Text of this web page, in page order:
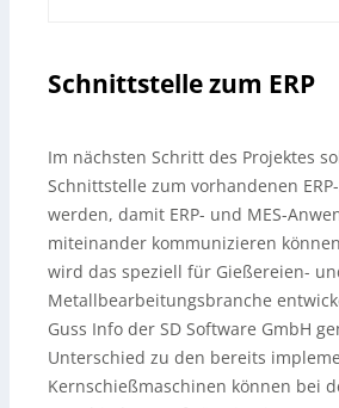
Schnittstelle zum ERP
Im nächsten Schritt des Projektes
Schnittstelle zum vorhandenen
werden, damit ERP- und MES-
miteinander kommunizieren
wird das speziell für Gießereien-
Metallbearbeitungsbranche
Guss Info der SD Software GmbH
Unterschied zu den bereits
Kernschießmaschinen können bei